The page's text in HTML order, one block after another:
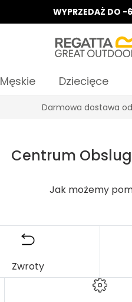
WYPRZEDAŻ DO -
Męskie Dziecięce
Darmowa dostawa od
Centrum
Jak możemy
Zwroty